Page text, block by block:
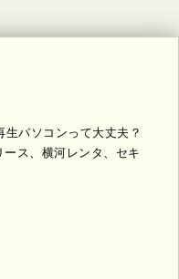
パソコンって大丈夫？
ース、横河レンタ、セキ